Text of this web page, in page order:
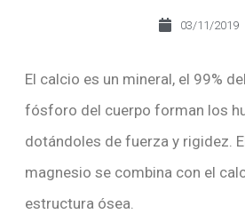
03/11/2019
El calcio es un mineral, el 99%
fósforo del cuerpo forman los
dotándoles de fuerza y rigidez.
magnesio se combina con el
estructura ósea.